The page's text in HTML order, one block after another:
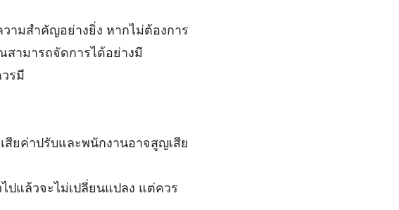
ามสำคัญอย่างยิ่ง หากไม่ต้องการ
สามารถจัดการได้อย่างมี
รมี
ยค่าปรับและพนักงานอาจสูญเสีย
ปแล้วจะไม่เปลี่ยนแปลง แต่ควร